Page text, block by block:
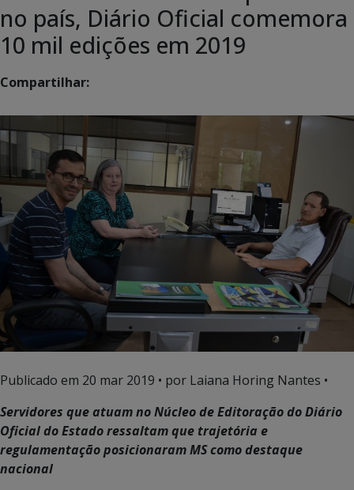
no país, Diário Oficial comemora
10 mil edições em 2019
Compartilhar:
Publicado em 20 mar 2019 • por Laiana Horing Nantes •
Servidores que atuam no Núcleo de Editoração do Diário
Oficial do Estado ressaltam que trajetória e
regulamentação posicionaram MS como destaque
nacional